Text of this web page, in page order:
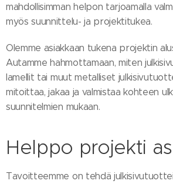
mahdollisimman helpon tarjoamalla
myös suunnittelu- ja projektitukea.
Olemme asiakkaan tukena projektin
Autamme hahmottamaan, miten
lamellit tai muut metalliset
mitoittaa, jakaa ja valmistaa kohteen
suunnitelmien mukaan.
Helppo projekti
Tavoitteemme on tehdä